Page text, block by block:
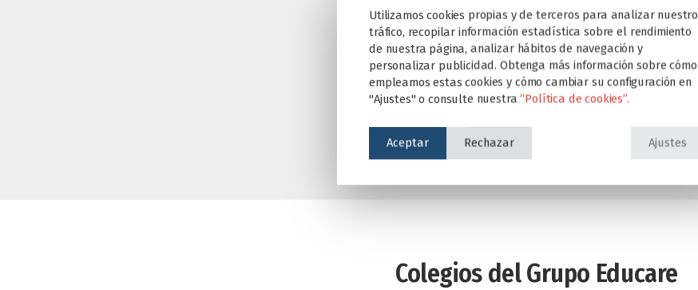
DescargarPOLÍTICA DE FUNCIONAMIENTO
Acceso al formulario
Colegios del Grupo Educare
Utilizamos cookies propias y de terceros para analizar nuestro
tráfico, recopilar información estadística sobre el rendimiento
de nuestra página, analizar hábitos de navegación y
personalizar publicidad. Obtenga más información sobre cómo
empleamos estas cookies y cómo cambiar su configuración en
"Ajustes" o consulte nuestra“Política de cookies”.
Aceptar Rechazar Ajustes